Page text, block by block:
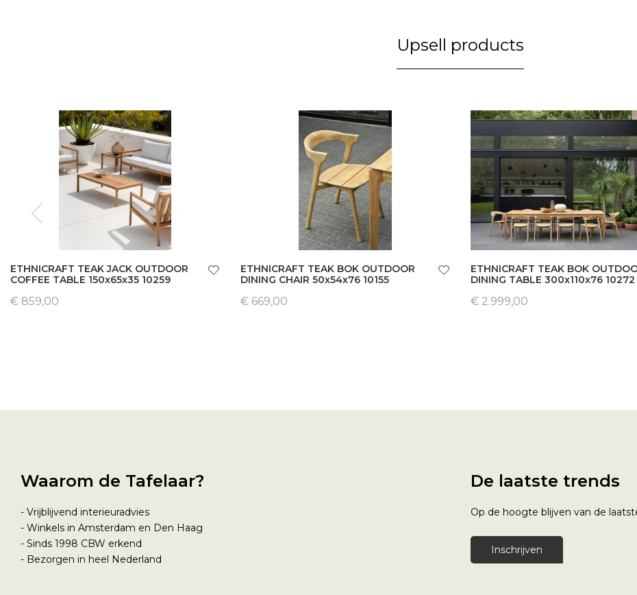
Upsell products
ETHNICRAFT TEAK JACK OUTDOOR
COFFEE TABLE 150x65x35 10259
€ 859,00
ETHNICRAFT TEAK BOK OUTDOOR
DINING CHAIR 50x54x76 10155
€ 669,00
ETHNICRAFT TEAK BOK
DINING TABLE 300x110x76 10272
€ 2.999,00
Waarom de Tafelaar?
- Vrijblijvend interieuradvies
- Winkels in Amsterdam en Den Haag
- Sinds 1998 CBW erkend
- Bezorgen in heel Nederland
De laatste trends
Op de hoogte blijven van de
Inschrijven